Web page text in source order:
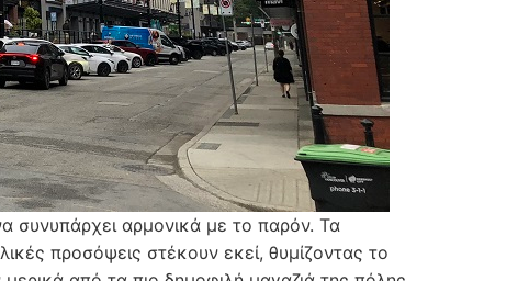
συνυπάρχει αρμονικά με το παρόν. Τα
προσόψεις στέκουν εκεί, θυμίζοντας το